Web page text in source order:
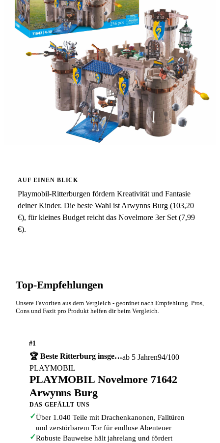
AUF EINEN BLICK
Playmobil-Ritterburgen fördern Kreativität und Fantasie
deiner Kinder. Die beste Wahl ist Arwynns Burg (103,20
€), für kleines Budget reicht das Novelmore 3er Set (7,99
€).
Top-Empfehlungen
Unsere Favoriten aus dem Vergleich - geordnet nach Empfehlung. Pros,
Cons und Fazit pro Produkt helfen dir beim Vergleich.
#1
🏆 Beste Ritterburg insge…ab 5 Jahren94/100
PLAYMOBIL
PLAYMOBIL Novelmore 71642
Arwynns Burg
DAS GEFÄLLT UNS
✓Über 1.040 Teile mit Drachenkanonen, Falltüren
und zerstörbarem Tor für endlose Abenteuer
✓Robuste Bauweise hält jahrelang und fördert